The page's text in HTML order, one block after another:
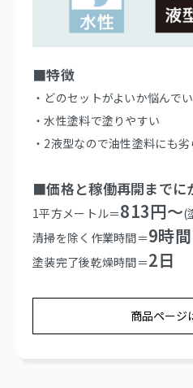
■特徴
・どのセットがよいか悩んで
・水性塗料で塗りやすい
・2液型なので油性塗料にも
■価格と稼働再開までに
1平方メートル＝813円～(
清掃を除く作業時間＝9時間
塗装完了後乾燥時間＝2日
商品ページ